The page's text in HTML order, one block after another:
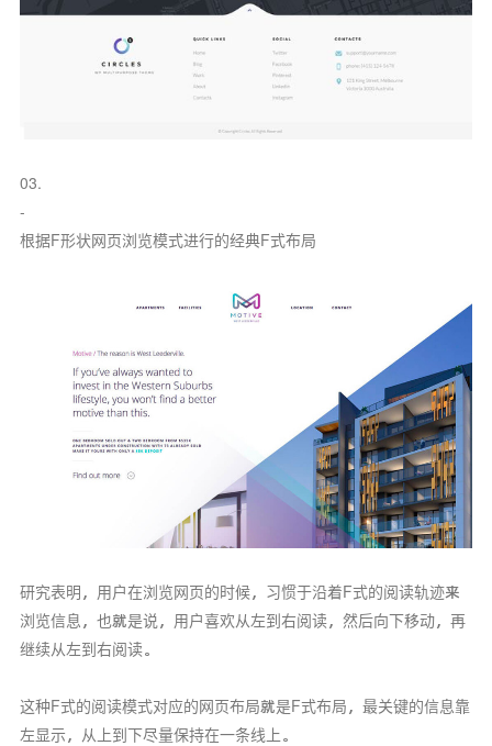
03.
-
根据F形状网页浏览模式进行的经典F式布局
研究表明，用户在浏览网页的时候，习惯于沿着F式的阅读轨迹来
浏览信息，也就是说，用户喜欢从左到右阅读，然后向下移动，再
继续从左到右阅读。
这种F式的阅读模式对应的网页布局就是F式布局，最关键的信息靠
左显示，从上到下尽量保持在一条线上。